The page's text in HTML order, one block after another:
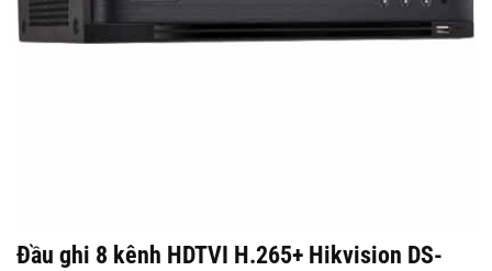
Đầu ghi 8 kênh HDTVI H.265+ Hikvision DS-